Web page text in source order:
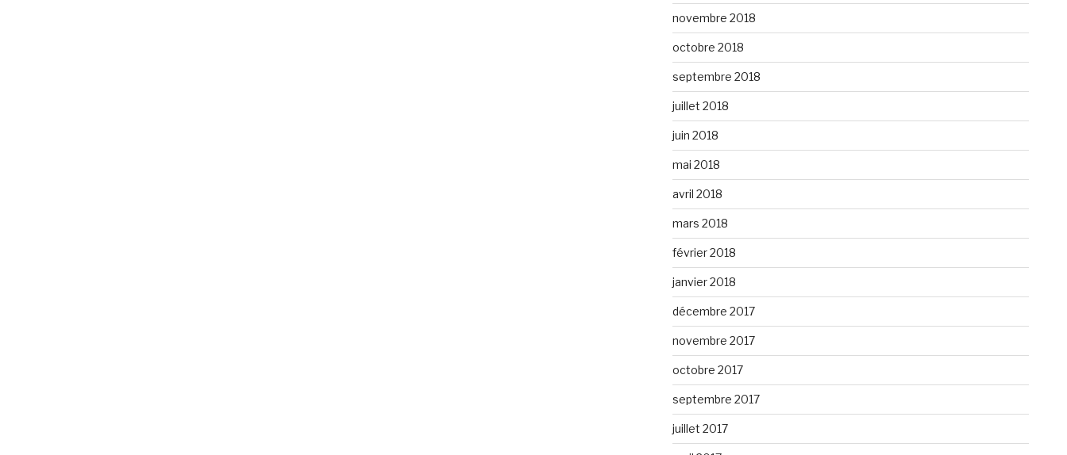
novembre 2018
octobre 2018
septembre 2018
juillet 2018
juin 2018
mai 2018
avril 2018
mars 2018
février 2018
janvier 2018
décembre 2017
novembre 2017
octobre 2017
septembre 2017
juillet 2017